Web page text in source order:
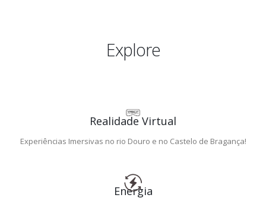
Explore
Realidade Virtual
Experiências Imersivas no rio Douro e no Castelo de Bragança!
Energia